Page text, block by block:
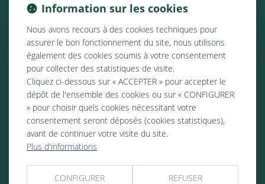
Information sur les cookies
Nous avons recours à des cookies techniques pour
assurer le bon fonctionnement du site, nous utilisons
également des cookies soumis à votre consentement
pour collecter des statistiques de visite.
Cliquez ci-dessous sur « ACCEPTER » pour accepter le
dépôt de l'ensemble des cookies ou sur « CONFIGURER
» pour choisir quels cookies nécessitant votre
consentement seront déposés (cookies statistiques),
avant de continuer votre visite du site.
Plus d'informations
CONFIGURER REFUSER